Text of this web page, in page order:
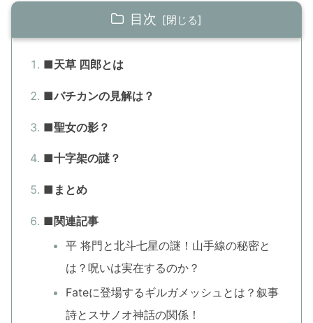
目次
■天草 四郎とは
■バチカンの見解は？
■聖女の影？
■十字架の謎？
■まとめ
■関連記事
平 将門と北斗七星の謎！山手線の秘密と
は？呪いは実在するのか？
Fateに登場するギルガメッシュとは？叙事
詩とスサノオ神話の関係！